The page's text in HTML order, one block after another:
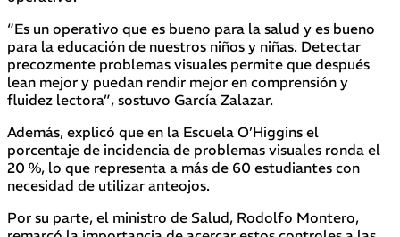
“Es un operativo que es bueno para la salud y es bueno
para la educación de nuestros niños y niñas. Detectar
precozmente problemas visuales permite que después
lean mejor y puedan rendir mejor en comprensión y
fluidez lectora”, sostuvo García Zalazar.
Además, explicó que en la Escuela O’Higgins el
porcentaje de incidencia de problemas visuales ronda el
20 %, lo que representa a más de 60 estudiantes con
necesidad de utilizar anteojos.
Por su parte, el ministro de Salud, Rodolfo Montero,